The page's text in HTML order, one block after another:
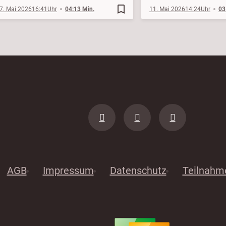
Mai 202616:41 04:13 Min. bookmark_border 11. Mai 202614:24
AGB Impressum Datenschutz